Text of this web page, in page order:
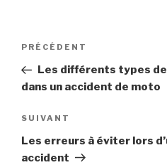
Navigation
l’article
Article
précédent
PRÉCÉDENT
Les différents types
dans un accident de moto
Article
suivant
SUIVANT
Les erreurs à éviter lors
accident